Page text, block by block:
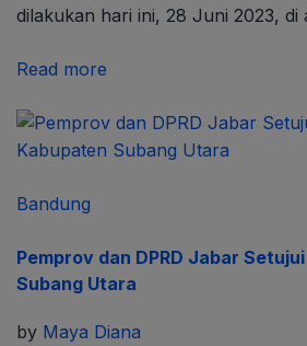
dilakukan hari ini, 28 Juni 2023, di
Read more
Bandung
Pemprov dan DPRD Jabar
Subang Utara
by Maya Diana